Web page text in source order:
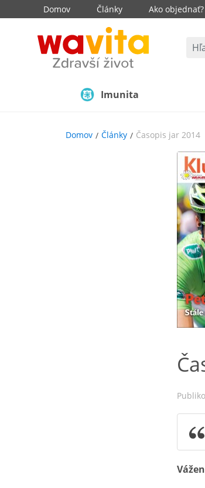
Domov Články Ako objednať?
Imunita
Domov Články Časopis jar 2014